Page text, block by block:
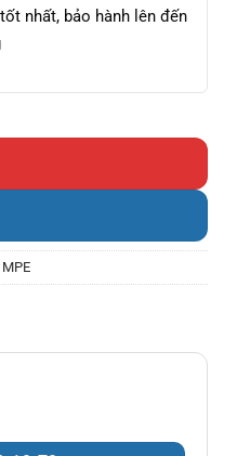
nhất, bảo hành lên đến